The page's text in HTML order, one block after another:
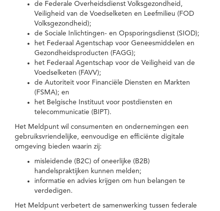
de Federale Overheidsdienst Volksgezondheid,
Veiligheid van de Voedselketen en Leefmilieu (FOD
Volksgezondheid);
de Sociale Inlichtingen- en Opsporingsdienst (SIOD);
het Federaal Agentschap voor Geneesmiddelen en
Gezondheidsproducten (FAGG);
het Federaal Agentschap voor de Veiligheid van de
Voedselketen (FAVV);
de Autoriteit voor Financiële Diensten en Markten
(FSMA); en
het Belgische Instituut voor postdiensten en
telecommunicatie (BIPT).
Het Meldpunt wil consumenten en ondernemingen een
gebruiksvriendelijke, eenvoudige en efficiënte digitale
omgeving bieden waarin zij:
misleidende (B2C) of oneerlijke (B2B)
handelspraktijken kunnen melden;
informatie en advies krijgen om hun belangen te
verdedigen.
Het Meldpunt verbetert de samenwerking tussen federale